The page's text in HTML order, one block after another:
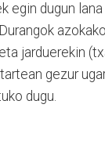
egin dugun
jarduerekin
gezur
dugu.